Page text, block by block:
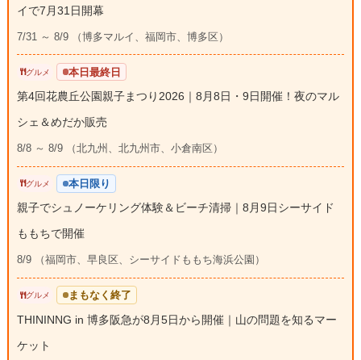
イで7月31日開幕
7/31 ～ 8/9 （博多マルイ、福岡市、博多区）
グルメ 本日最終日
第4回花農丘公園親子まつり2026｜8月8日・9日開催！夜のマル
シェ＆めだか販売
8/8 ～ 8/9 （北九州、北九州市、小倉南区）
グルメ 本日限り
親子でシュノーケリング体験＆ビーチ清掃｜8月9日シーサイド
ももちで開催
8/9 （福岡市、早良区、シーサイドももち海浜公園）
グルメ まもなく終了
THININNG in 博多阪急が8月5日から開催｜山の問題を知るマー
ケット